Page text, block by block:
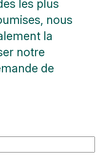
les plus
nous
la
notre
de